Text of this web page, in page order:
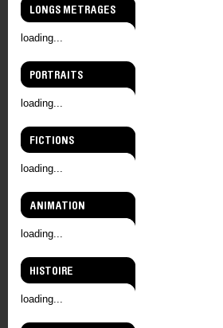
LONGS METRAGES
loading...
PORTRAITS
loading...
FICTIONS
loading...
ANIMATION
loading...
HISTOIRE
loading...